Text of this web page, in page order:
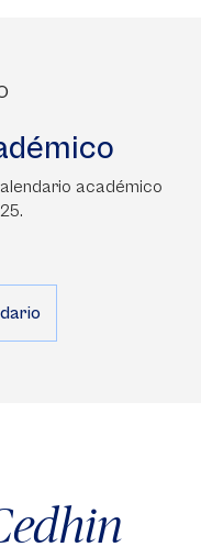
académico